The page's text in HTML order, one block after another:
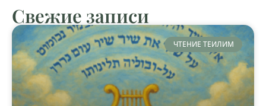
Свежие записи
ЧТЕНИЕ ТЕИЛИМ